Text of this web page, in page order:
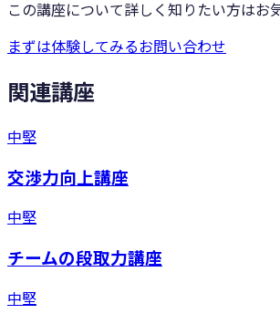
この講座について詳しく知りたい方はお
まずは体験してみるお問い合わせ
関連講座
中堅
交渉力向上講座
中堅
チームの段取力講座
中堅